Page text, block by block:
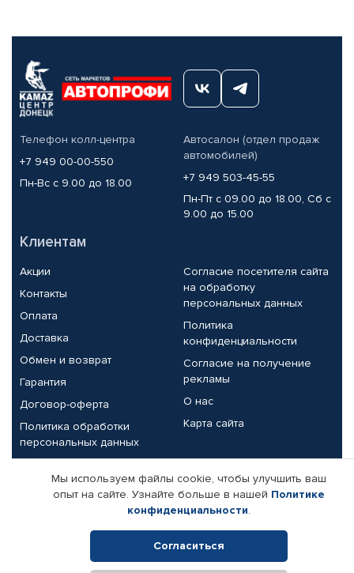
Телефон колл-центра
+7 949 00-00-550
Пн-Вс с 9.00 до 18.00
Автосалон (отдел продаж
автомобилей)
+7 949 503-45-55
Пн-Пт с 09.00 до 18.00, Сб с
9.00 до 15.00
Клиентам
Акции
Контакты
Оплата
Доставка
Обмен и возврат
Гарантия
Договор-оферта
Политика обработки
персональных данных
Согласие посетителя сайта
на обработку
персональных данных
Политика
конфиденциальности
Согласие на получение
рекламы
О нас
Карта сайта
Партнерам
Корпоративным клиентам
Поставщикам
Реквизиты компании
Мы используем файлы cookie, чтобы улучшить ваш
опыт на сайте. Узнайте больше в нашей Политике
конфиденциальности.
Согласиться